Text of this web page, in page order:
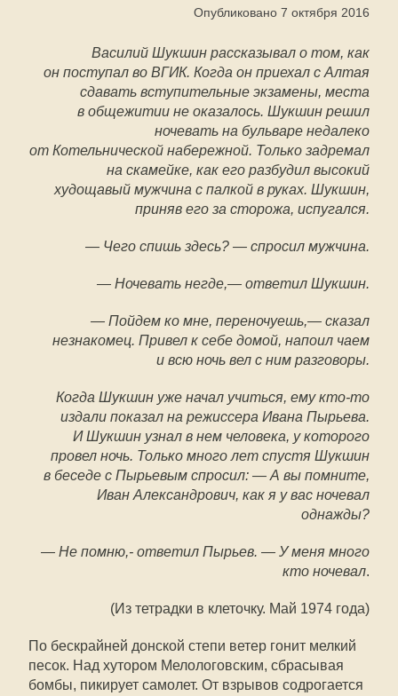
Опубликовано 7 октября 2016
Василий Шукшин рассказывал о том, как
он поступал во ВГИК. Когда он приехал с Алтая
сдавать вступительные экзамены, места
в общежитии не оказалось. Шукшин решил
ночевать на бульваре недалеко
от Котельнической набережной. Только задремал
на скамейке, как его разбудил высокий
худощавый мужчина с палкой в руках. Шукшин,
приняв его за сторожа, испугался.
— Чего спишь здесь? — спросил мужчина.
— Ночевать негде,— ответил Шукшин.
— Пойдем ко мне, переночуешь,— сказал
незнакомец. Привел к себе домой, напоил чаем
и всю ночь вел с ним разговоры.
Когда Шукшин уже начал учиться, ему кто-то
издали показал на режиссера Ивана Пырьева.
И Шукшин узнал в нем человека, у которого
провел ночь. Только много лет спустя Шукшин
в беседе с Пырьевым спросил: — А вы помните,
Иван Александрович, как я у вас ночевал
однажды?
— Не помню,- ответил Пырьев. — У меня много
кто ночевал.
(Из тетрадки в клеточку. Май 1974 года)
По бескрайней донской степи ветер гонит мелкий
песок. Над хутором Мелологовским, сбрасывая
бомбы, пикирует самолет. От взрывов содрогается